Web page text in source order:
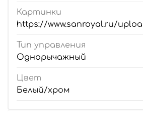
Картинки
https://www.sanroyal.ru/
Тип управления
Однорычажный
Цвет
Белый/хром